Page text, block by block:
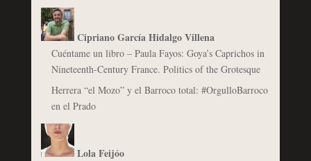
Cipriano García Hidalgo Villena
Cuéntame un libro – Paula Fayos: Goya’s Caprichos in
Nineteenth-Century France. Politics of the Grotesque
Herrera “el Mozo” y el Barroco total: #OrgulloBarroco
en el Prado
Lola Feijóo